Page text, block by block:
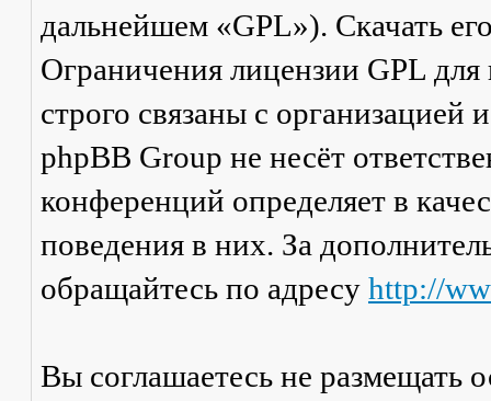
дальнейшем «GPL»). Скачать
Ограничения лицензии GPL
строго связаны с
phpBB Group не несёт
конференций определяет в
поведения в них. За
обращайтесь по адресу http://
Вы соглашаетесь не размещать